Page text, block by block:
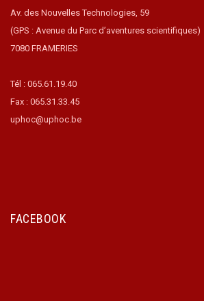
Av. des Nouvelles Technologies, 59
(GPS : Avenue du Parc d’aventures scientifiques)
7080 FRAMERIES
Tél : 065.61.19.40
Fax : 065.31.33.45
uphoc@uphoc.be
FACEBOOK